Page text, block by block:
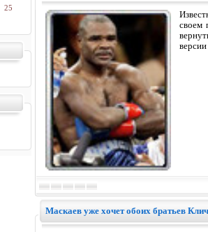
25
своем
Маскаев уже хочет обоих братьев